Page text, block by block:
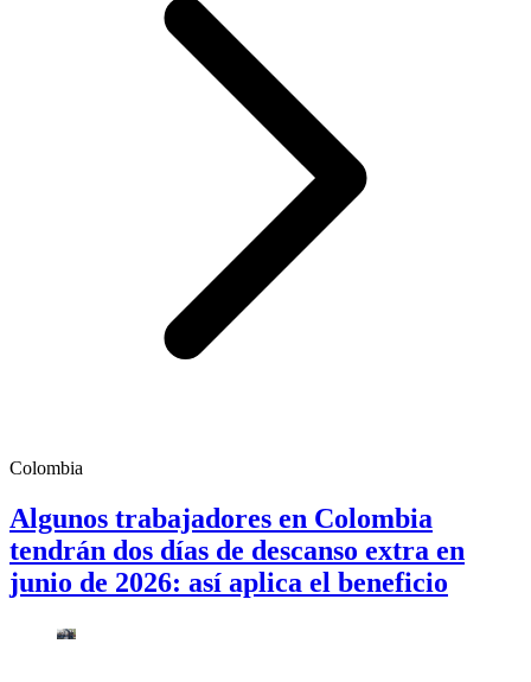
Colombia
Algunos trabajadores en Colombia
tendrán dos días de descanso extra en
junio de 2026: así aplica el beneficio